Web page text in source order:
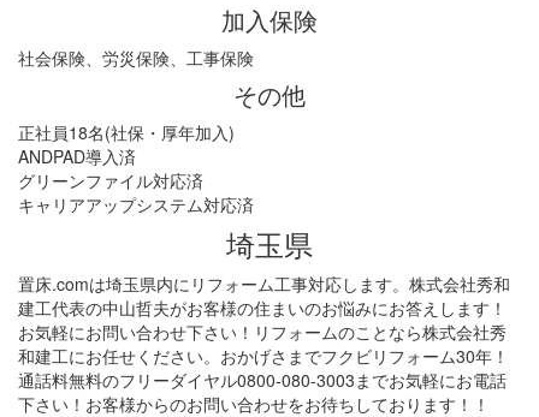
加入保険
社会保険、労災保険、工事保険
その他
正社員18名(社保・厚年加入)
ANDPAD導入済
グリーンファイル対応済
キャリアアップシステム対応済
埼玉県
置床.comは埼玉県内にリフォーム工事対応します。株式会社秀和
建工代表の中山哲夫がお客様の住まいのお悩みにお答えします！
お気軽にお問い合わせ下さい！リフォームのことなら株式会社秀
和建工にお任せください。おかげさまでフクビリフォーム30年！
通話料無料のフリーダイヤル0800-080-3003までお気軽にお電話
下さい！お客様からのお問い合わせをお待ちしております！！